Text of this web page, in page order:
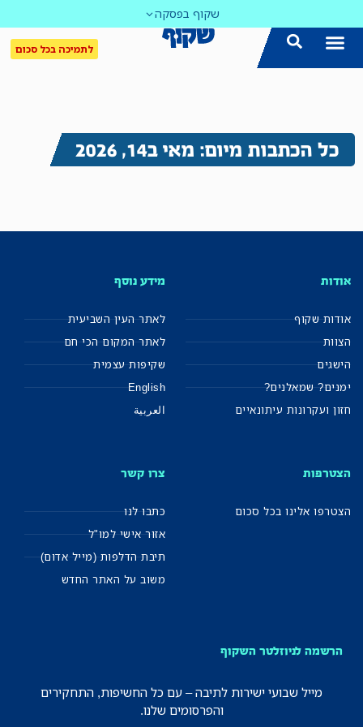
שקוף בפסקה
לתמיכה בכל סכום
כל הכתבות מיום: מאי ב14, 2026
אודות
אודות שקוף
הצוות
הישגים
ימנים? שמאלנים?
חזון ועקרונות עיתונאיים
מידע נוסף
לאתר העין השביעית
לאתר המקום הכי חם
שקיפות עצמית
English
العربية
הצטרפות
הצטרפו אלינו בכל סכום
צרו קשר
כתבו לנו
אזור אישי למו"ל
תיבת הדלפות (מייל אדום)
משוב על האתר החדש
הרשמה לניוזלטר השקוף
מייל שבועי ישירות לתיבה – עם כל החשיפות, התחקירים
והפרסומים שלנו.